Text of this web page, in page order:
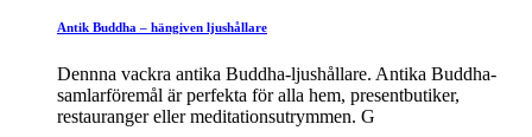
Antik Buddha – hängiven ljushållare
Dennna vackra antika Buddha-ljushållare. Antika Buddha-
samlarföremål är perfekta för alla hem, presentbutiker,
restauranger eller meditationsutrymmen. G